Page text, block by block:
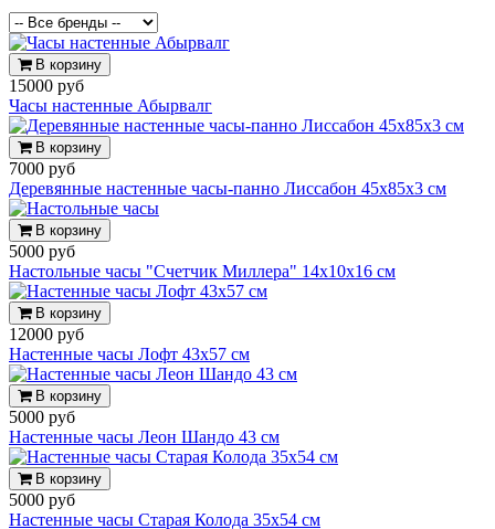
В корзину
15000 руб
Часы настенные Абырвалг
В корзину
7000 руб
Деревянные настенные часы-панно Лиссабон 45х85х3 см
В корзину
5000 руб
Настольные часы "Счетчик Миллера" 14х10х16 см
В корзину
12000 руб
Настенные часы Лофт 43х57 см
В корзину
5000 руб
Настенные часы Леон Шандо 43 см
В корзину
5000 руб
Настенные часы Старая Колода 35х54 см